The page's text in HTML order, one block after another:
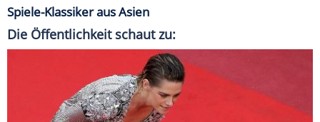
Spiele-Klassiker aus Asien
Die Öffentlichkeit schaut zu: